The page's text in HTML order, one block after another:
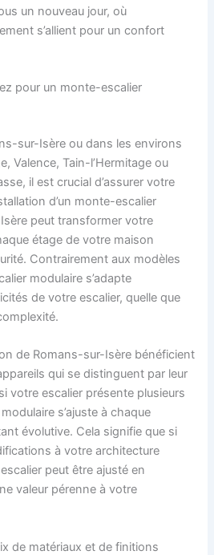
un nouveau jour, où
s’allient pour un confort
pour un monte-escalier
sur-Isère ou dans les environs
Valence, Tain-l’Hermitage ou
il est crucial d’assurer votre
d’un monte-escalier
peut transformer votre
étage de votre maison
Contrairement aux modèles
modulaire s’adapte
de votre escalier, quelle que
de Romans-sur-Isère bénéficient
qui se distinguent par leur
votre escalier présente plusieurs
s’ajuste à chaque
évolutive. Cela signifie que si
à votre architecture
peut être ajusté en
valeur pérenne à votre
de matériaux et de finitions